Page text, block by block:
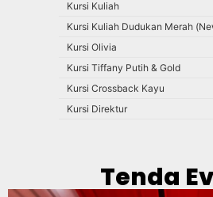
Kursi Kuliah
Kursi Kuliah Dudukan Merah
Kursi Olivia
Kursi Tiffany Putih & Gold
Kursi Crossback Kayu
Kursi Direktur
Tenda